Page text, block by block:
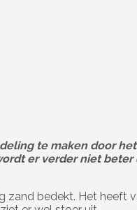
te maken door
er verder niet
bedekt. Het heeft